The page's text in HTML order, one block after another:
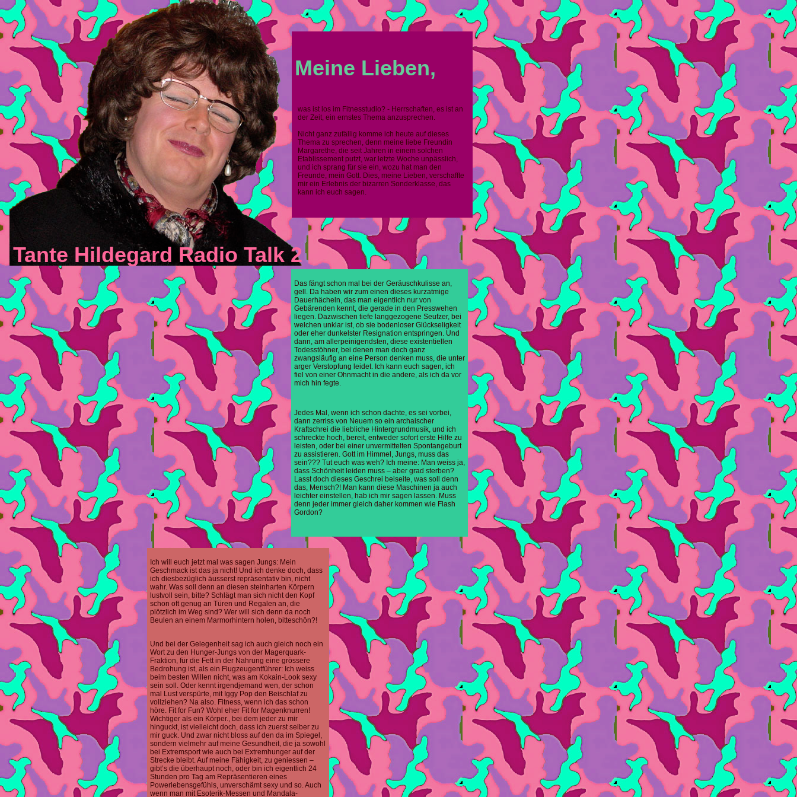
Meine Lieben,
was ist los im Fitnesstudio? - Herrschaften, es ist an
der Zeit, ein ernstes Thema anzusprechen.
Nicht ganz zufällig komme ich heute auf dieses
Thema zu sprechen, denn meine liebe Freundin
Margarethe, die seit Jahren in einem solchen
Etablissement putzt, war letzte Woche unpässlich,
und ich sprang für sie ein, wozu hat man den
Freunde, mein Gott. Dies, meine Lieben, verschaffte
mir ein Erlebnis der bizarren Sonderklasse, das
kann ich euch sagen.
Tante Hildegard Radio Talk 2
Das fängt schon mal bei der Geräuschkulisse an,
gell. Da haben wir zum einen dieses kurzatmige
Dauerhächeln, das man eigentlich nur von
Gebärenden kennt, die gerade in den Presswehen
liegen. Dazwischen tiefe langgezogene Seufzer, bei
welchen unklar ist, ob sie bodenloser Glückseligkeit
oder eher dunkelster Resignation entspringen. Und
dann, am allerpeinigendsten, diese existentiellen
Todesstöhner, bei denen man doch ganz
zwangsläufig an eine Person denken muss, die unter
arger Verstopfung leidet. Ich kann euch sagen, ich
fiel von einer Ohnmacht in die andere, als ich da vor
mich hin fegte.
Jedes Mal, wenn ich schon dachte, es sei vorbei,
dann zerriss von Neuem so ein archaischer
Kraftschrei die liebliche Hintergrundmusik, und ich
schreckte hoch, bereit, entweder sofort erste Hilfe zu
leisten, oder bei einer unvermittelten Spontangeburt
zu assistieren. Gott im Himmel, Jungs, muss das
sein??? Tut euch was weh? Ich meine: Man weiss ja,
dass Schönheit leiden muss – aber grad sterben?
Lasst doch dieses Geschrei beiseite, was soll denn
das, Mensch?! Man kann diese Maschinen ja auch
leichter einstellen, hab ich mir sagen lassen. Muss
denn jeder immer gleich daher kommen wie Flash
Gordon?
Ich will euch jetzt mal was sagen Jungs: Mein
Geschmack ist das ja nicht! Und ich denke doch, dass
ich diesbezüglich äusserst repräsentativ bin, nicht
wahr. Was soll denn an diesen steinharten Körpern
lustvoll sein, bitte? Schlägt man sich nicht den Kopf
schon oft genug an Türen und Regalen an, die
plötzlich im Weg sind? Wer will sich denn da noch
Beulen an einem Marmorhintern holen, bitteschön?!
Und bei der Gelegenheit sag ich auch gleich noch ein
Wort zu den Hunger-Jungs von der Magerquark-
Fraktion, für die Fett in der Nahrung eine grössere
Bedrohung ist, als ein Flugzeugentführer: Ich weiss
beim besten Willen nicht, was am Kokain-Look sexy
sein soll. Oder kennt irgendjemand wen, der schon
mal Lust verspürte, mit Iggy Pop den Beischlaf zu
vollziehen? Na also. Fitness, wenn ich das schon
höre. Fit for Fun? Wohl eher Fit for Magenknurren!
Wichtiger als ein Körper., bei dem jeder zu mir
hinguckt, ist vielleicht doch, dass ich zuerst selber zu
mir guck. Und zwar nicht bloss auf den da im Spiegel,
sondern vielmehr auf meine Gesundheit, die ja sowohl
bei Extremsport wie auch bei Extremhunger auf der
Strecke bleibt. Auf meine Fähigkeit, zu geniessen –
gibt’s die überhaupt noch, oder bin ich eigentlich 24
Stunden pro Tag am Repräsentieren eines
Powerlebensgefühls, unverschämt sexy und so. Auch
wenn man mit Esoterik-Messen und Mandala-